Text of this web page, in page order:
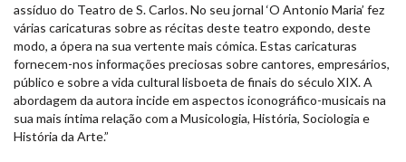
assíduo do Teatro de S. Carlos. No seu jornal ‘O Antonio Maria’ fez
várias caricaturas sobre as récitas deste teatro expondo, deste
modo, a ópera na sua vertente mais cómica. Estas caricaturas
fornecem-nos informações preciosas sobre cantores, empresários,
público e sobre a vida cultural lisboeta de finais do século XIX. A
abordagem da autora incide em aspectos iconográfico-musicais na
sua mais íntima relação com a Musicologia, História, Sociologia e
História da Arte.”